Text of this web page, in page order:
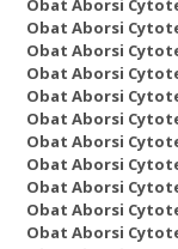
Obat Aborsi
Obat Aborsi
Obat Aborsi
Obat Aborsi
Obat Aborsi
Obat Aborsi
Obat Aborsi
Obat Aborsi
Obat Aborsi
Obat Aborsi